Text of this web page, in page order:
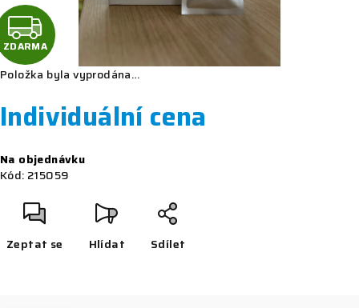
Položka byla vyprodána…
Individuální cena
cena:
Na objednávku
Kód: 215059
Zeptat se Hlídat Sdílet
Z
D
A
R
M
A
ZDARMA